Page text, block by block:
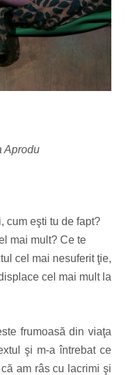
Aprodu
cum eşti tu de fapt?
mai mult? Ce te
cel mai nesuferit ţie,
cel mai mult la
frumoasă din viaţa
şi m-a întrebat ce
am râs cu lacrimi şi